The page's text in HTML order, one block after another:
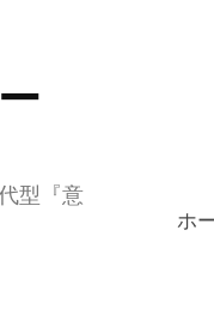
型『意
ホ